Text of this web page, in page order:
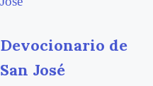
Devocionario de
San José